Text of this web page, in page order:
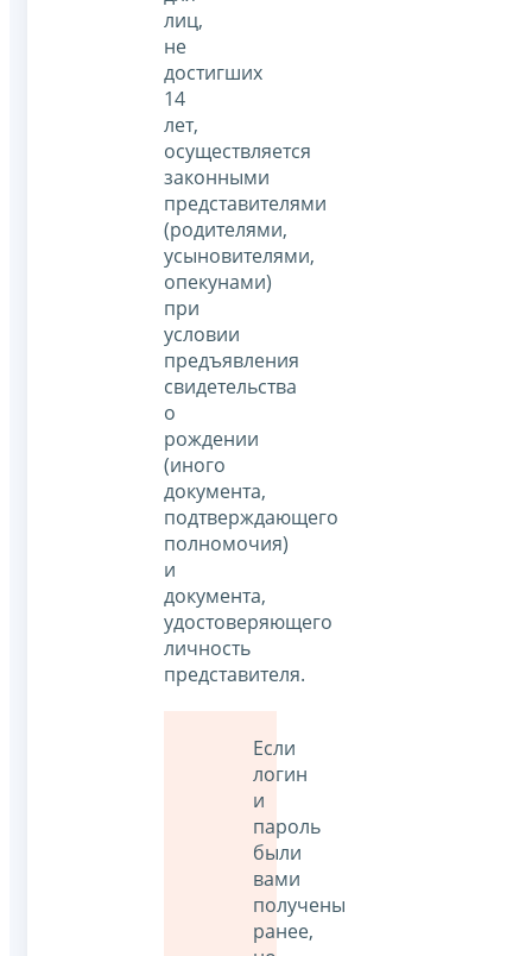
лиц,
не
достигших
14
лет,
осуществляется
законными
представителями
(родителями,
усыновителями,
опекунами)
при
условии
предъявления
свидетельства
о
рождении
(иного
документа,
подтверждающего
полномочия)
и
документа,
удостоверяющего
личность
представителя.
Если
логин
и
пароль
были
вами
получены
ранее,